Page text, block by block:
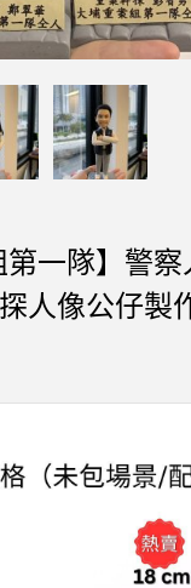
第一隊】警
人像公仔製